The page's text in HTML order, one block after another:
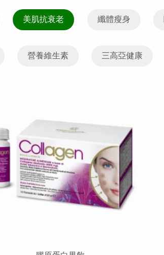
美肌抗衰老 纖體瘦身
營養維生素 三高亞健康